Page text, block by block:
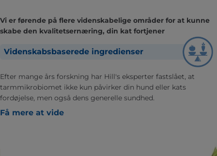
Vi er førende på flere videnskabelige områder for at kunne
skabe den kvalitetsernæring, din kat fortjener
Videnskabsbaserede ingredienser
Efter mange års forskning har Hill's eksperter fastslået, at
tarmmikrobiomet ikke kun påvirker din hund eller kats
fordøjelse, men også dens generelle sundhed.
Få mere at vide